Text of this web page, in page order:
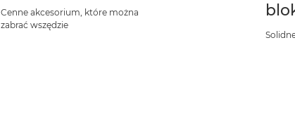
Cenne akcesorium, które można
zabrać wszędzie